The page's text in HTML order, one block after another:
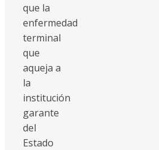
que la
enfermedad
terminal
que
aqueja a
la
institución
garante
del
Estado